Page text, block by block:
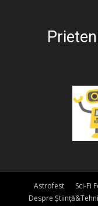
Astrofest Sci-Fi
Despre